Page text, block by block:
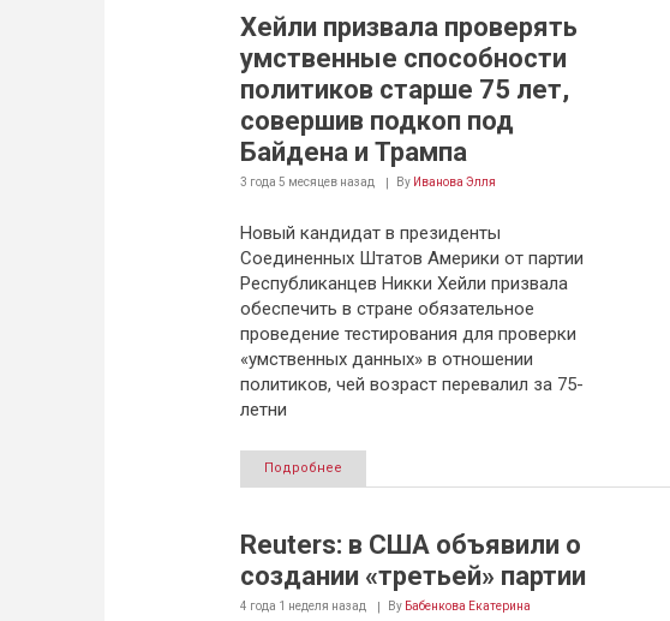
Хейли призвала проверять
умственные способности
политиков старше 75 лет,
совершив подкоп под
Байдена и Трампа
3 года 5 месяцевназад By Иванова Элля
Новый кандидат в президенты
Соединенных Штатов Америки от партии
Республиканцев Никки Хейли призвала
обеспечить в стране обязательное
проведение тестирования для проверки
«умственных данных» в отношении
политиков, чей возраст перевалил за 75-
летни
Подробнее
Reuters: в США объявили о
создании «третьей» партии
4 года 1 неделя назад By Бабенкова Екатерина